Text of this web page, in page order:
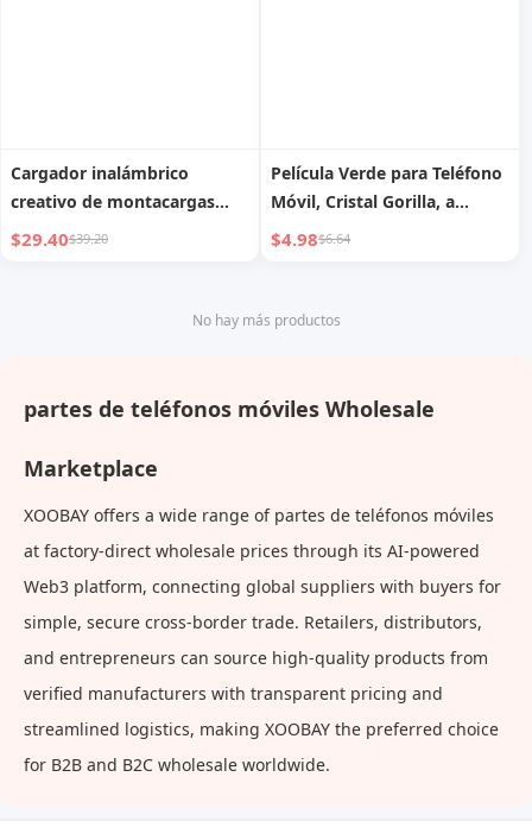
Cargador inalámbrico
creativo de montacargas
tres en uno con luz
$29.40$39.20
Película Verde para Teléfono
Móvil, Cristal Gorilla, a
Prueba de Polvo, para Apple
$4.98$6.64
No hay más productos
partes de teléfonos móviles Wholesale
Marketplace
XOOBAY offers a wide range of partes de teléfonos móviles
at factory-direct wholesale prices through its AI-powered
Web3 platform, connecting global suppliers with buyers for
simple, secure cross-border trade. Retailers, distributors,
and entrepreneurs can source high-quality products from
verified manufacturers with transparent pricing and
streamlined logistics, making XOOBAY the preferred choice
for B2B and B2C wholesale worldwide.